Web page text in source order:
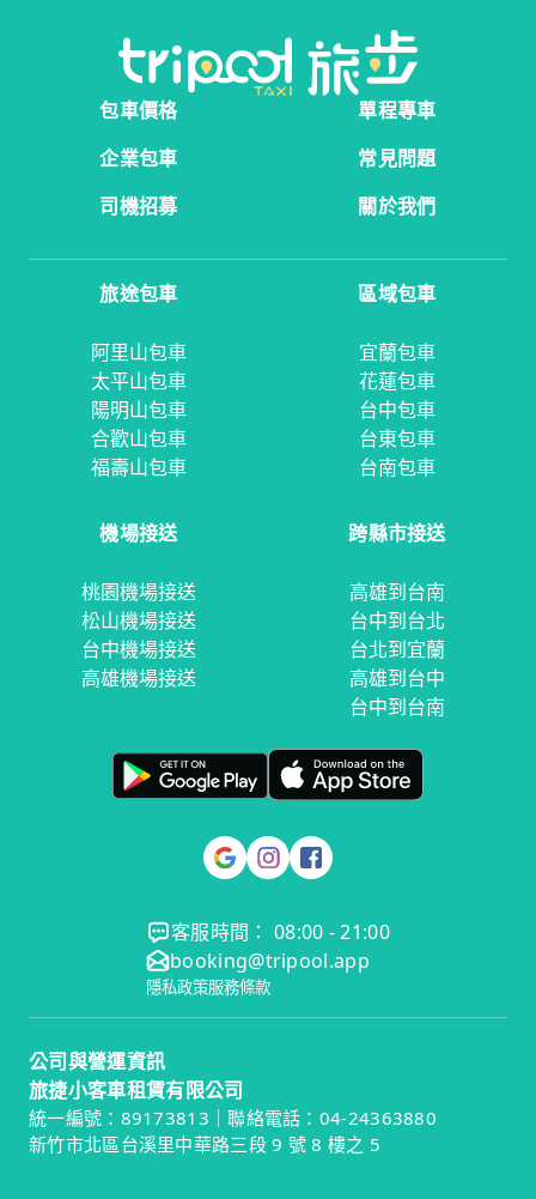
包車價格
單程專車
企業包車
常見問題
司機招募
關於我們
旅途包車
阿里山包車
太平山包車
陽明山包車
合歡山包車
福壽山包車
區域包車
宜蘭包車
花蓮包車
台中包車
台東包車
台南包車
機場接送
桃園機場接送
松山機場接送
台中機場接送
高雄機場接送
跨縣市接送
高雄到台南
台中到台北
台北到宜蘭
高雄到台中
台中到台南
客服時間： 08:00 - 21:00
booking@tripool.app
隱私政策服務條款
公司與營運資訊
旅捷小客車租賃有限公司
統一編號：89173813｜聯絡電話：04-24363880
新竹市北區台溪里中華路三段 9 號 8 樓之 5